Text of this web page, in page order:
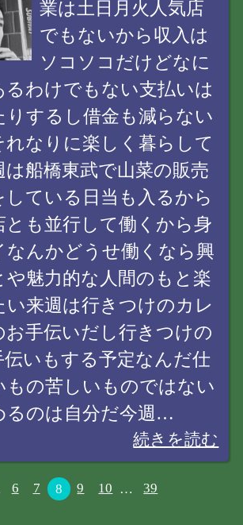
業は土日月火人気店
でもないから収入は
ソコソコだけどなに
るわけでもない支払いは
りするし借金も減らない
れなりに楽しく暮らして
は船橋東武で山菜の販売
している日当も入るから
とも並行して働くから身
なんかどうせ働くなら興
や魅力的な人間のもと楽
い来週は行きつけのカレ
お手伝いだし行きつけの
伝いもする予定なんだ仕
もの苦しいものではない
るのは自分だ今週…
続きを読む
6 7 8 9 10 … 39